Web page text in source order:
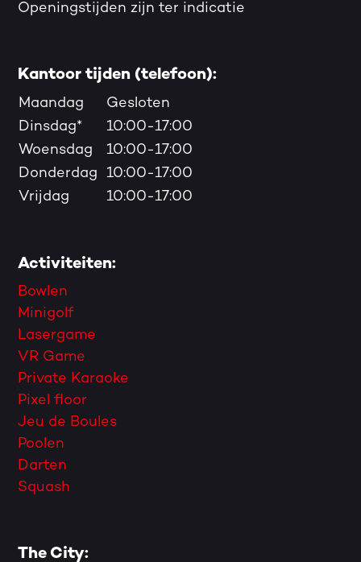
Openingstijden zijn ter indicatie
Kantoor tijden (telefoon):
Maandag
Gesloten
Dinsdag*
10:00-17:00
Woensdag
10:00-17:00
Donderdag
10:00-17:00
Vrijdag
10:00-17:00
Activiteiten:
Bowlen
Minigolf
Lasergame
VR Game
Private Karaoke
Pixel floor
Jeu de Boules
Poolen
Darten
Squash
The City: